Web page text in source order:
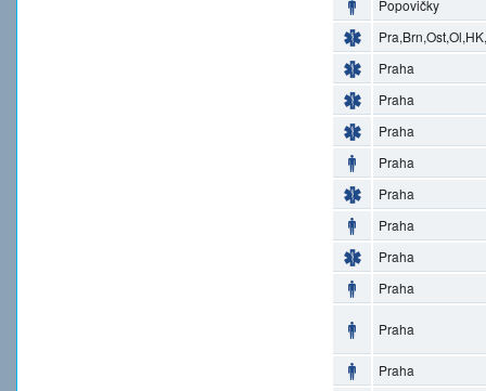
Popovičky
Praha
Praha
Praha
Praha
Praha
Praha
Praha
Praha
Praha
Praha